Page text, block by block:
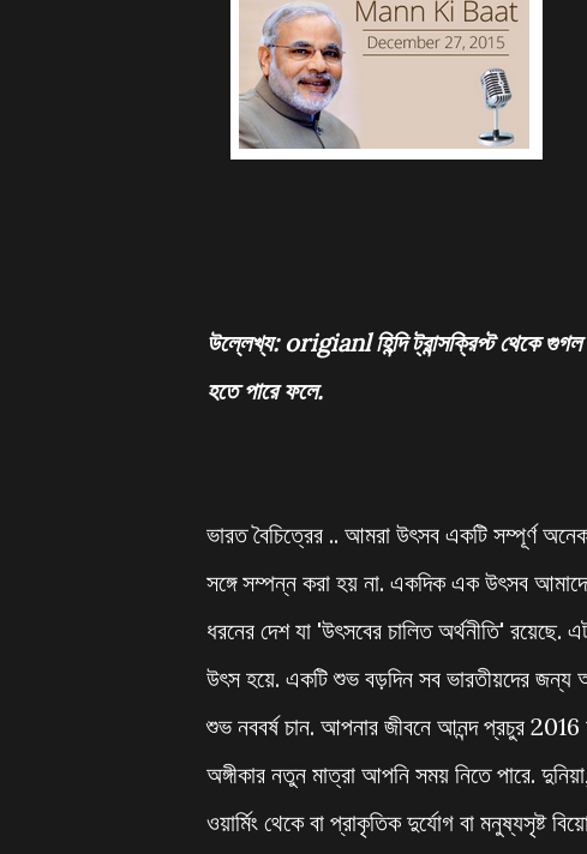
উল্লেখ্য:origianl হিন্দি ট্রান্সক্রিপ্ট থেকে গুগল
হতে পারে ফলে.
ভারত বৈচিত্রের .. আমরা উৎসব একটি সম্পূর্ণ
সঙ্গে সম্পন্ন করা হয় না. একদিক এক উৎসব
ধরনের দেশ যা 'উৎসবের চালিত অর্থনীতি' রয়েছে.
উৎস হয়ে. একটি শুভ বড়দিন সব ভারতীয়দের
শুভ নববর্ষ চান. আপনার জীবনে আনন্দ প্রচুর
অঙ্গীকার নতুন মাত্রা আপনি সময় নিতে পারে.
ওয়ার্মিং থেকে বা প্রাকৃতিক দুর্যোগ বা মনুষ্যসৃষ্ট